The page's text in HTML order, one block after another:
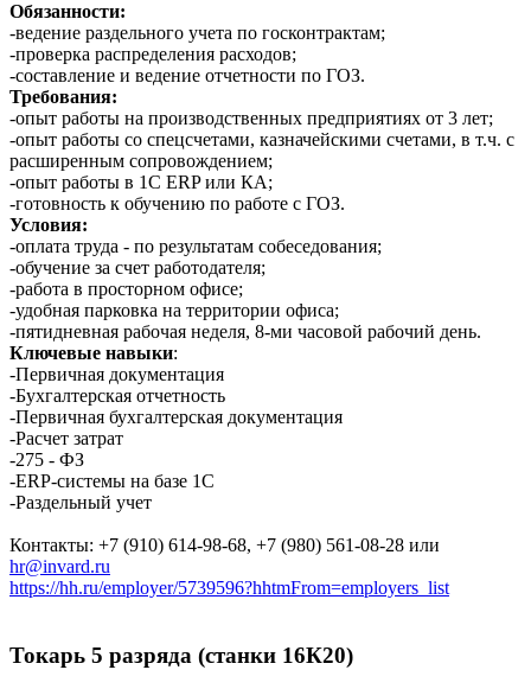
Обязанности:
-ведение раздельного учета по госконтрактам;
-проверка распределения расходов;
-составление и ведение отчетности по ГОЗ.
Требования:
-опыт работы на производственных предприятиях от 3 лет;
-опыт работы со спецсчетами, казначейскими счетами, в т.ч. с
расширенным сопровождением;
-опыт работы в 1С ERP или КА;
-готовность к обучению по работе с ГОЗ.
Условия:
-оплата труда - по результатам собеседования;
-обучение за счет работодателя;
-работа в просторном офисе;
-удобная парковка на территории офиса;
-пятидневная рабочая неделя, 8-ми часовой рабочий день.
Ключевые навыки:
-Первичная документация
-Бухгалтерская отчетность
-Первичная бухгалтерская документация
-Расчет затрат
-275 - ФЗ
-ERP-системы на базе 1С
-Раздельный учет
Контакты: +7 (910) 614-98-68, +7 (980) 561-08-28 или
hr@invard.ru
https://hh.ru/employer/5739596?hhtmFrom=employers_list
Токарь 5 разряда (станки 16К20)